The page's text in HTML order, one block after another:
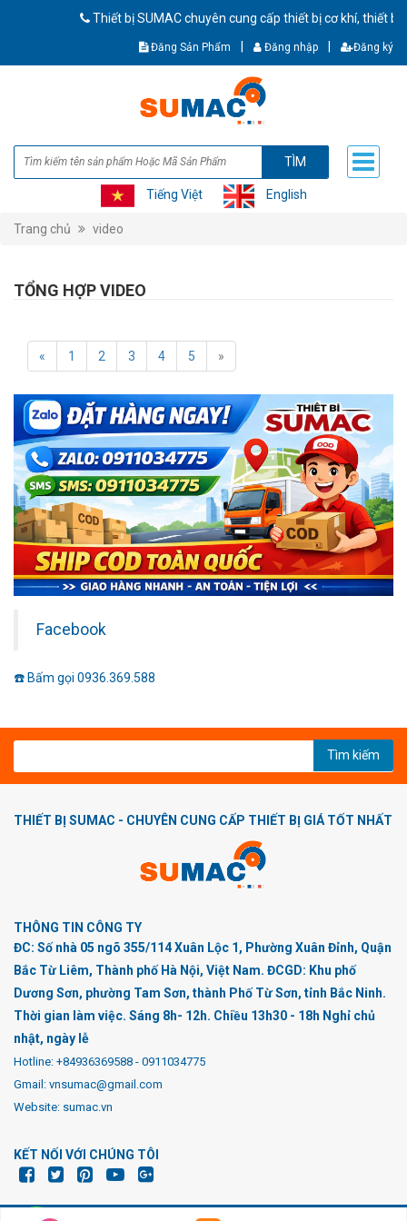
Thiết bị SUMAC chuyên cung cấp thiết bị cơ khí, thiết bị
Đăng Sản Phẩm Đăng nhập Đăng ký
TÌM
Tiếng Việt English
Trang chủ video
TỔNG HỢP VIDEO
« 1 2 3 4 5 »
Facebook
☎️ Bấm gọi 0936.369.588
Tìm kiếm
THIẾT BỊ SUMAC - CHUYÊN CUNG CẤP THIẾT BỊ GIÁ TỐT NHẤT
THÔNG TIN CÔNG TY
ĐC: Số nhà 05 ngõ 355/114 Xuân Lộc 1, Phường Xuân Đỉnh, Quận
Bắc Từ Liêm, Thành phố Hà Nội, Việt Nam. ĐCGD: Khu phố
Dương Sơn, phường Tam Sơn, thành Phố Từ Sơn, tỉnh Bắc Ninh.
Thời gian làm việc. Sáng 8h- 12h. Chiều 13h30 - 18h Nghỉ chủ
nhật, ngày lễ
Hotline: +84936369588 - 0911034775
Gmail: vnsumac@gmail.com
Website: sumac.vn
KẾT NỐI VỚI CHÚNG TÔI